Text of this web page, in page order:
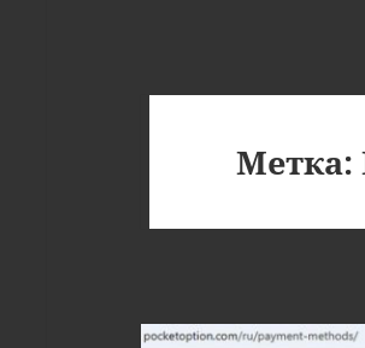
Метка: